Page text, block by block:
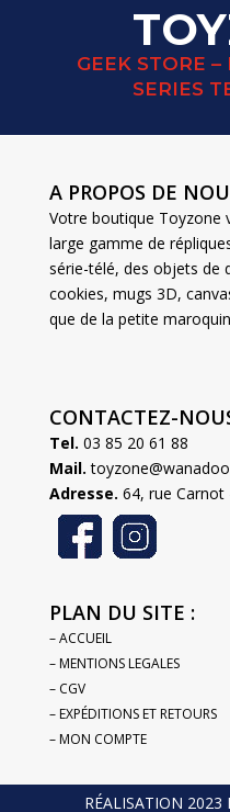
GEEK STORE
SERIES
A PROPOS DE
Votre boutique Toyzone
large gamme de
série-télé, des objets de
cookies, mugs 3D,
que de la petite
CONTACTEZ-
Tel. 03 85 20 61 88
Mail.
Adresse. 64, rue Carnot
PLAN DU SITE :
– ACCUEIL
– MENTIONS LEGALES
– CGV
– EXPÉDITIONS ET RETOURS
– MON COMPTE
RÉALISATION 2023